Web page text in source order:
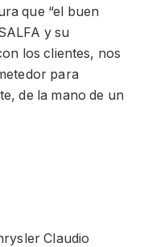
que “el buen
y su
los clientes, nos
para
de la mano de un
Claudio